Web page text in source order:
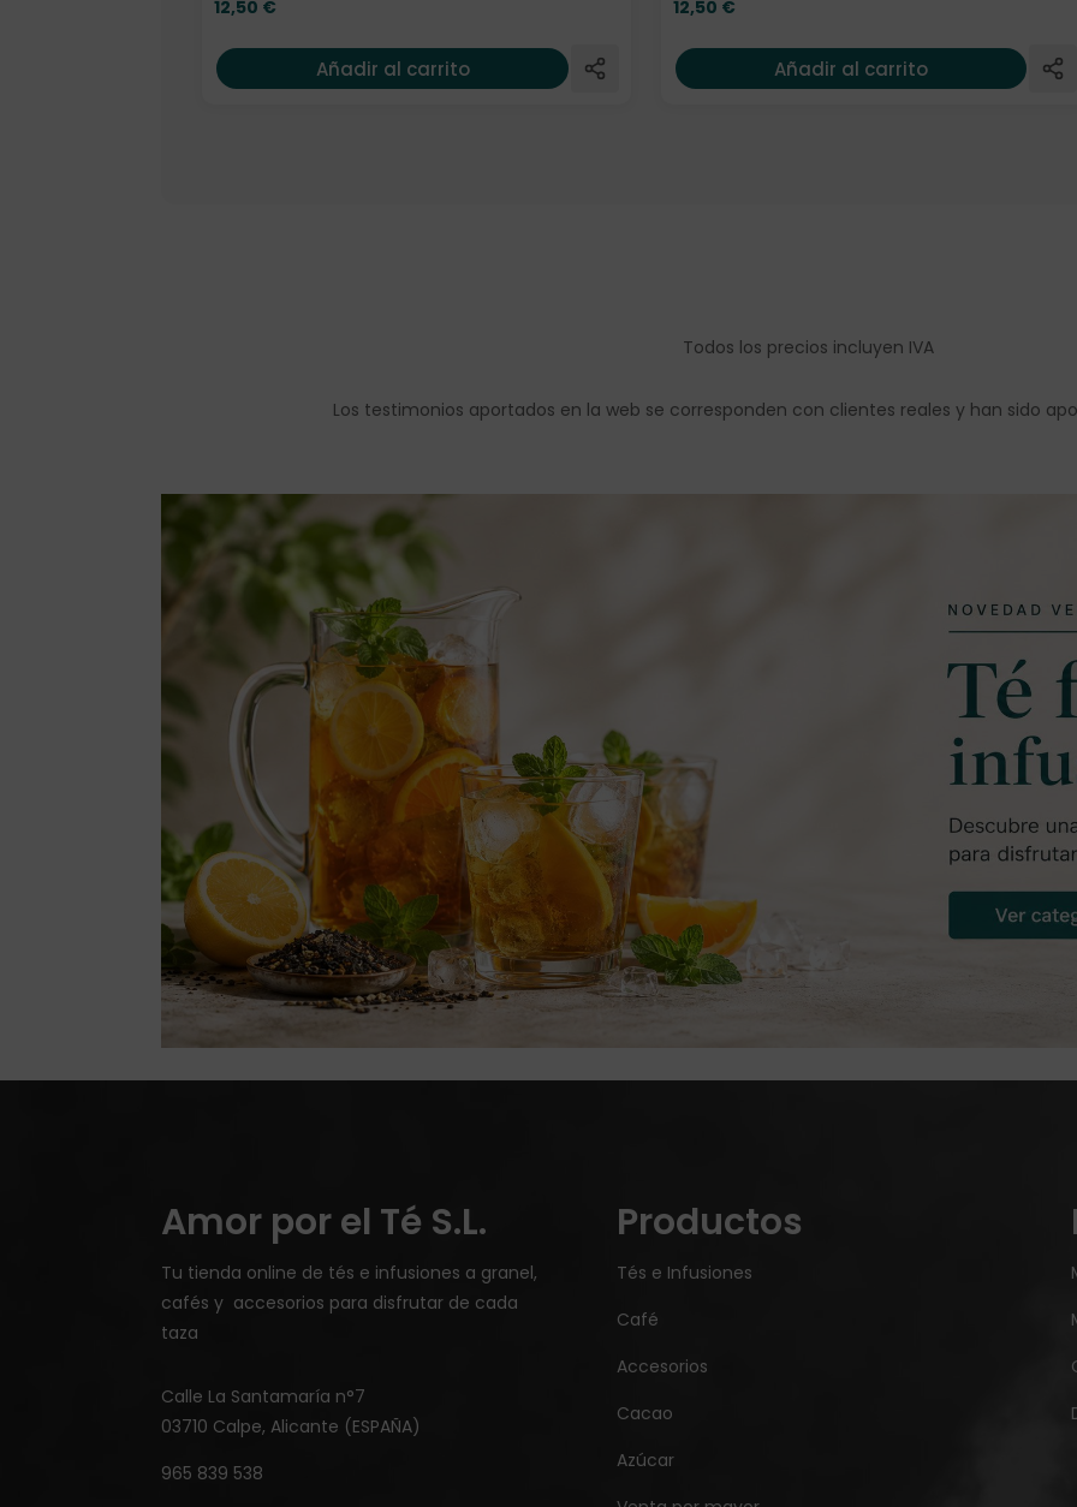
12,50 €
Añadir al carrito
12,50 €
Añadir al carrito
Todos los precios incluyen IVA
Los testimonios aportados en la web se corresponden con clientes reales y han sido
Amor por el Té S.L.
Tu tienda online de tés e infusiones a granel,
cafés y accesorios para disfrutar de cada
taza
Calle La Santamaría n°7
03710 Calpe, Alicante (ESPAÑA)
965 839 538
Productos
Tés e Infusiones
Café
Accesorios
Cacao
Azúcar